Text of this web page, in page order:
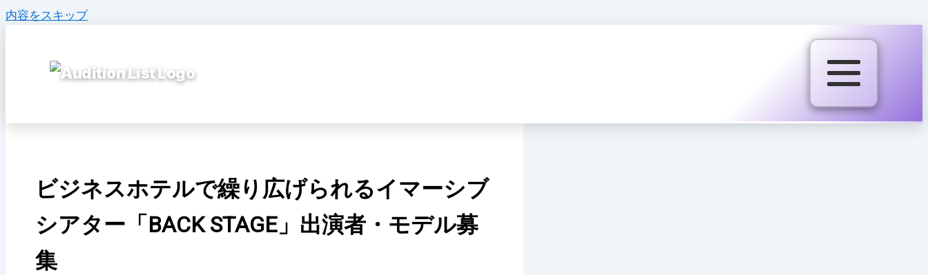
内容をスキップ
ビジネスホテルで繰り広げられるイマーシブ
シアター「BACK STAGE」出演者・モデル募
集